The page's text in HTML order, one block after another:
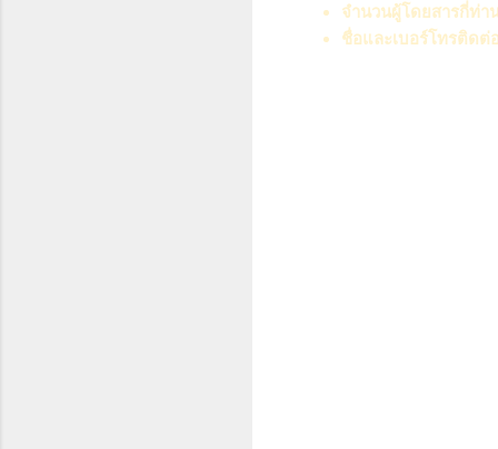
จำนวนผู้โดยสารกี่ท่า
ชื่อและเบอร์โทรติดต่